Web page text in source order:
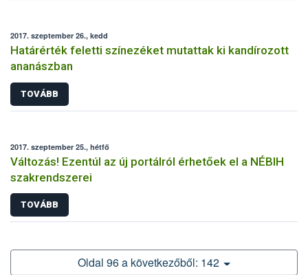
2017. szeptember 26., kedd
Határérték feletti színezéket mutattak ki kandírozott
ananászban
TOVÁBB
2017. szeptember 25., hétfő
Változás! Ezentúl az új portálról érhetőek el a NÉBIH
szakrendszerei
TOVÁBB
Oldal 96 a következőből: 142